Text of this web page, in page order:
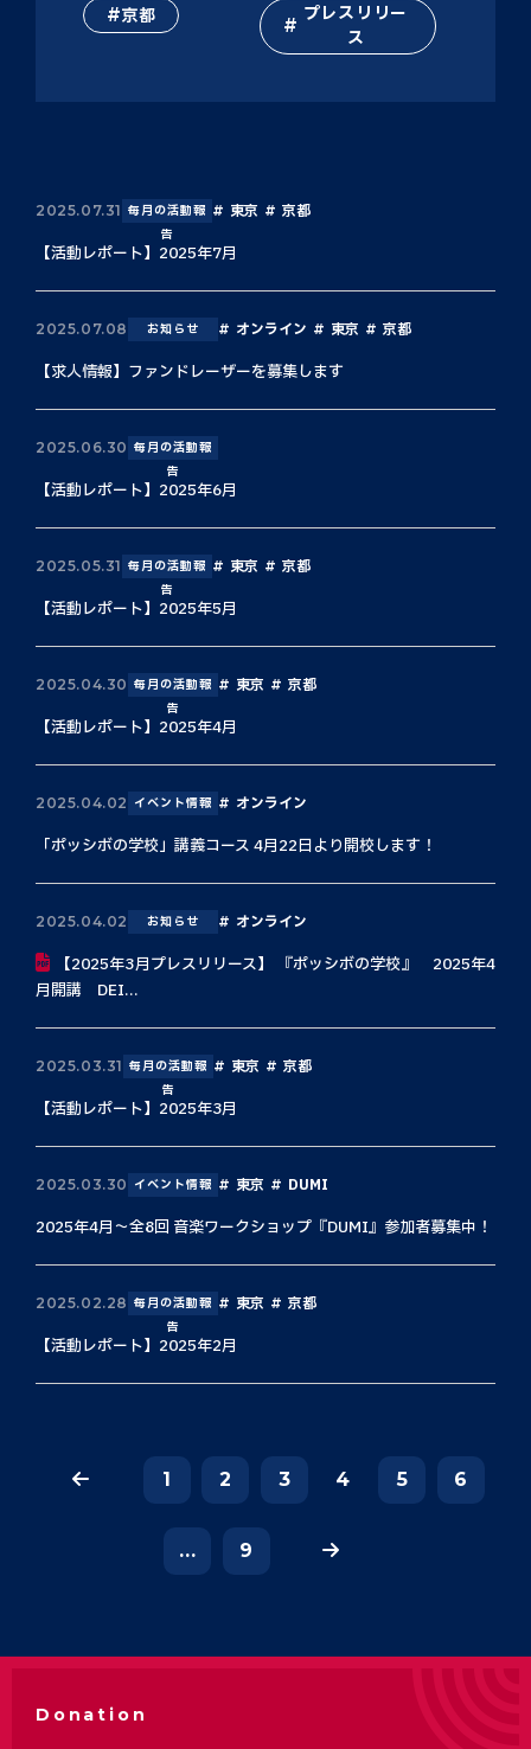
京都
プレスリリー
ス
2025.07.31 毎月の活動報
告
東京 京都
【活動レポート】2025年7月
2025.07.08 お知らせ オンライン 東京 京都
【求人情報】ファンドレーザーを募集します
2025.06.30 毎月の活動報
告
【活動レポート】2025年6月
2025.05.31 毎月の活動報
告
東京 京都
【活動レポート】2025年5月
2025.04.30 毎月の活動報
告
東京 京都
【活動レポート】2025年4月
2025.04.02 イベント情報 オンライン
「ポッシボの学校」講義コース 4月22日より開校します！
2025.04.02 お知らせ オンライン
【2025年3月プレスリリース】 『ポッシボの学校』 2025年4
月開講 DEI...
2025.03.31 毎月の活動報
告
東京 京都
【活動レポート】2025年3月
2025.03.30 イベント情報 東京 DUMI
2025年4月〜全8回 音楽ワークショップ『DUMI』参加者募集中！
2025.02.28 毎月の活動報
告
東京 京都
【活動レポート】2025年2月
1 2 3 4 5 6
... 9
Donation